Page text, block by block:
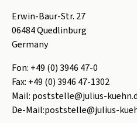
Erwin-Baur-Str. 27
06484Quedlinburg
Germany
Fon: +49 (0) 3946 47-0
Fax: +49 (0) 3946 47-1302
Mail: poststelle@julius-
De-Mail:poststelle@julius-